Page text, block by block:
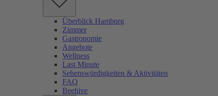
Überblick Hamburg
Zimmer
Gastronomie
Angebote
Wellness
Last Minute
Sehenswürdigkeiten & Aktivitäten
FAQ
Beehive